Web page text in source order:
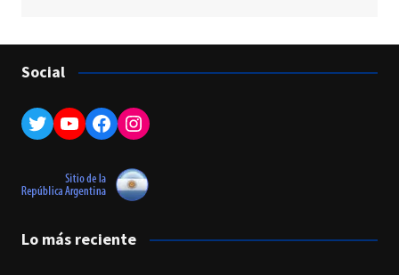
Social
Twitter
YouTube
Facebook
Instagram
Lo más reciente